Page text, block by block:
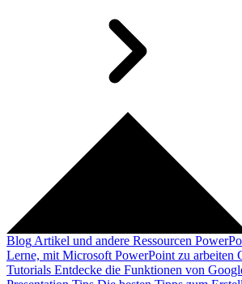
Blog Artikel und andere Ressourcen
Lerne, mit Microsoft PowerPoint zu arbeiten
Tutorials Entdecke die Funktionen von